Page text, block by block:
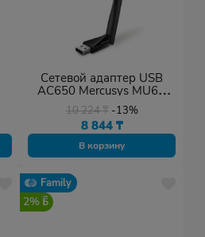
Сетевой адаптер USB
AC650 Mercusys MU6H
черный
10 224₸ -13%
8 844 ₸
В корзину
Family
2%